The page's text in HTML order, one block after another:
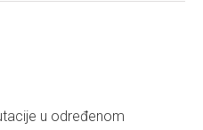
u određenom